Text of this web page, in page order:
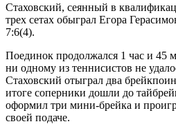
Стаховский, сеянный в
трех сетах обыграл Егора
7:6(4).
Поединок продолжался 1 час и
ни одному из теннисистов не
Стаховский отыграл два
итоге соперники дошли до
оформил три мини-брейка и
своей подаче.